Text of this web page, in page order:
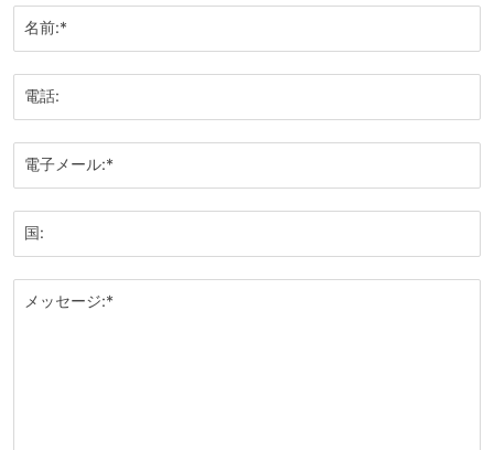
名前:*
電話:
電子メール:*
国:
メッセージ:*